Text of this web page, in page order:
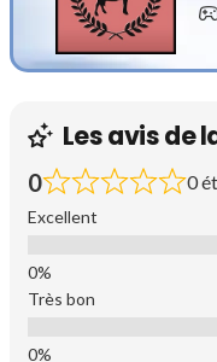
Les avis de
0 0
Excellent
Très bon